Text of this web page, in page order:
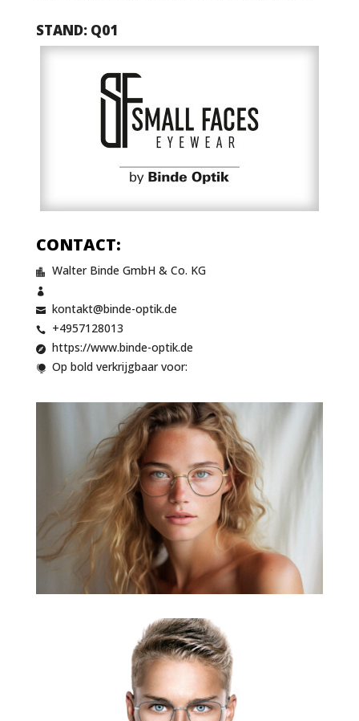
STAND: Q01
CONTACT:
 Walter Binde GmbH & Co. KG


kontakt@binde-optik.de
 +4957128013
 https://www.binde-optik.de
 Op bold verkrijgbaar voor: